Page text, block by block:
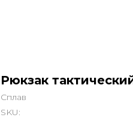
Рюкзак
Сплав
SKU: